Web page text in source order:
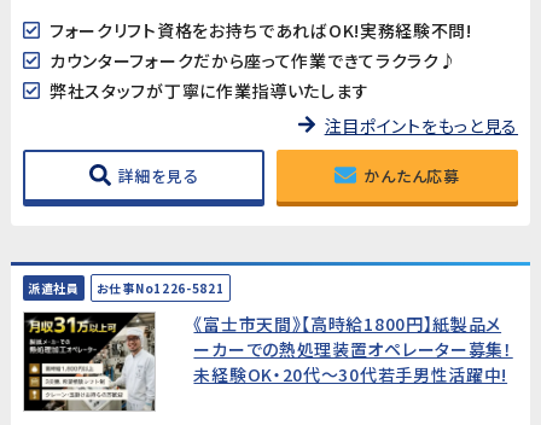
フォークリフト資格をお持ちであればOK!実務経験不問!
カウンターフォークだから座って作業できてラクラク♪
弊社スタッフが丁寧に作業指導いたします
注目ポイントをもっと見る
詳細を見る かんたん応募
派遣社員 お仕事No1226-5821
《富士市天間》【高時給1800円】紙製品メ
ーカーでの熱処理装置オペレーター募集！
未経験OK・20代～30代若手男性活躍中!